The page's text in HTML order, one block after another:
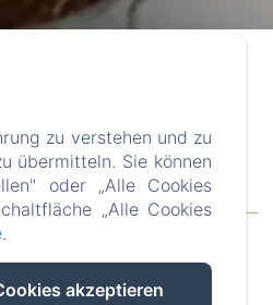
Mauritius
zu verstehen und zu
übermitteln. Sie können
oder „Alle Cookies
„Alle Cookies
.
akzeptieren